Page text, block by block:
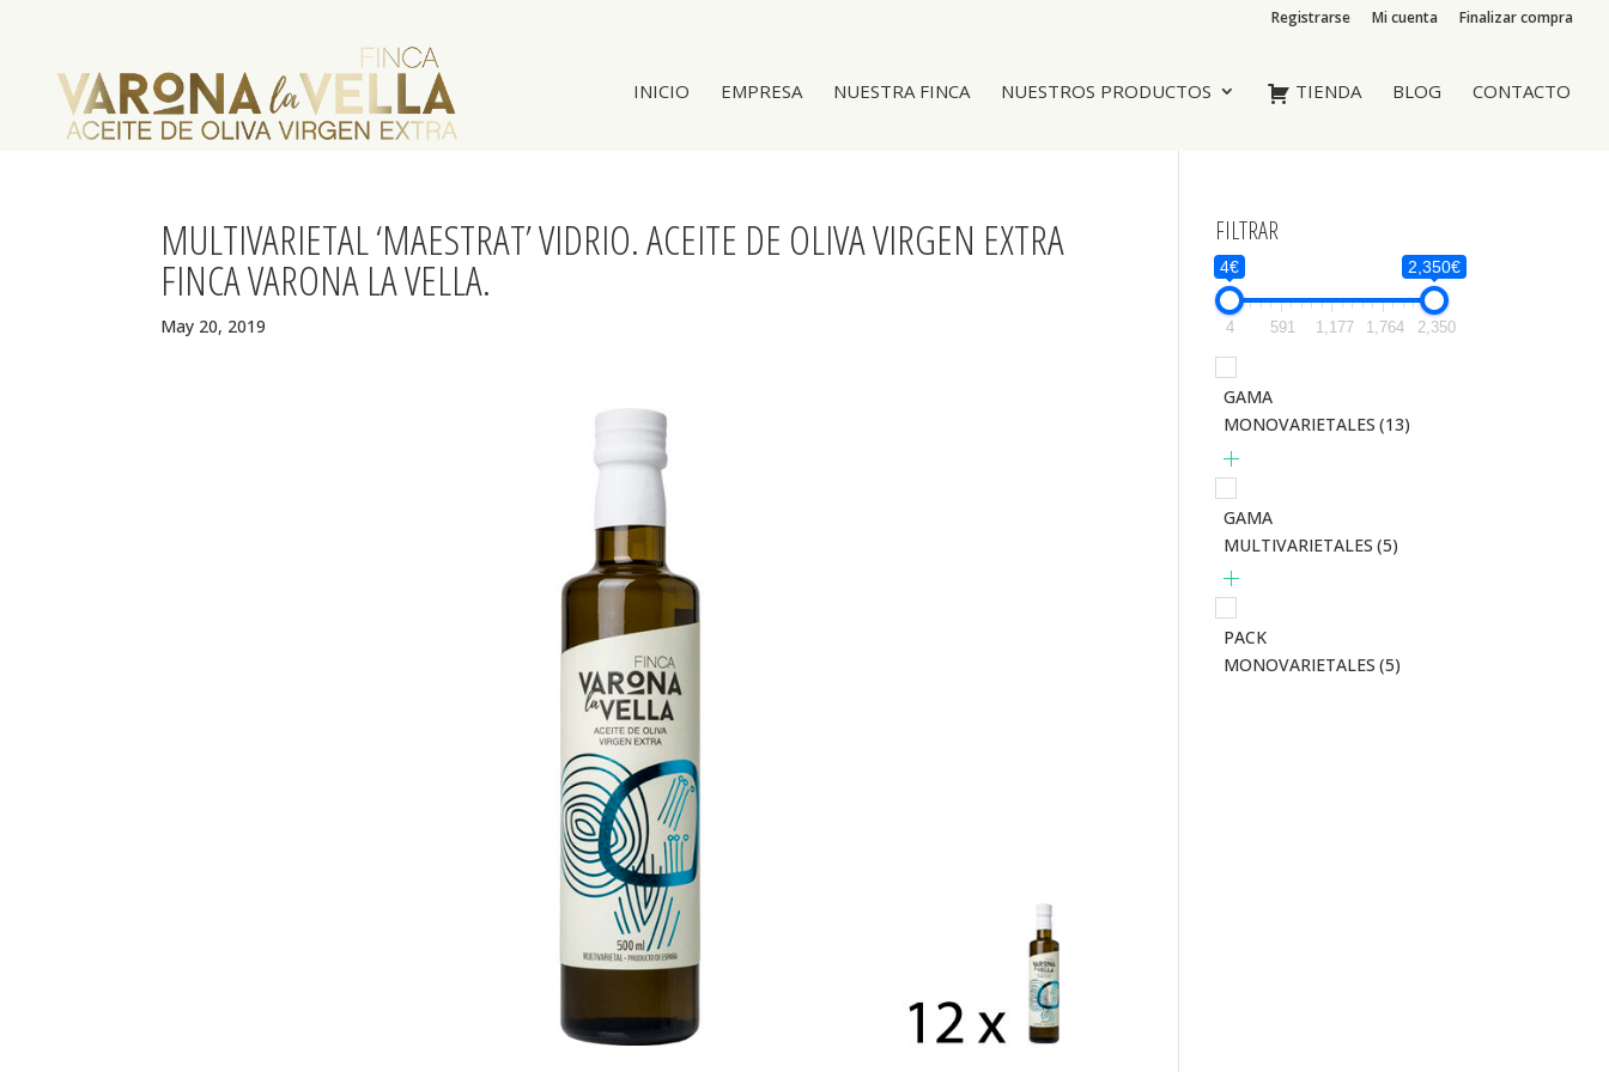
Registrarse Mi cuenta Finalizar compra
INICIO EMPRESA NUESTRA FINCA NUESTROS PRODUCTOS TIENDA BLOG CONTACTO
MULTIVARIETAL ‘MAESTRAT’ VIDRIO. ACEITE DE OLIVA VIRGEN EXTRA
FINCA VARONA LA VELLA.
May 20, 2019
FILTRAR
4€ 2,350€
4 591 1,177 1,764 2,350
GAMA
MONOVARIETALES (13)
GAMA
MULTIVARIETALES (5)
PACK
MONOVARIETALES (5)